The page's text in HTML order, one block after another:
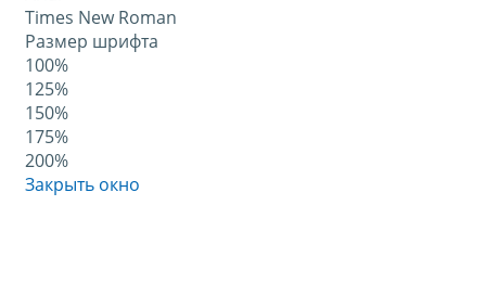
Times New Roman
Размер шрифта
100%
125%
150%
175%
200%
Закрыть окно